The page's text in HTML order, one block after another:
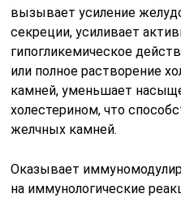
вызывает усиление
секреции, усиливает
гипогликемическое
или полное растворение
камней, уменьшает
холестерином, что
желчных камней.
Оказывает
на иммунологические